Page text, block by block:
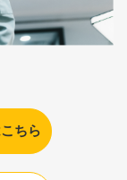
ちら